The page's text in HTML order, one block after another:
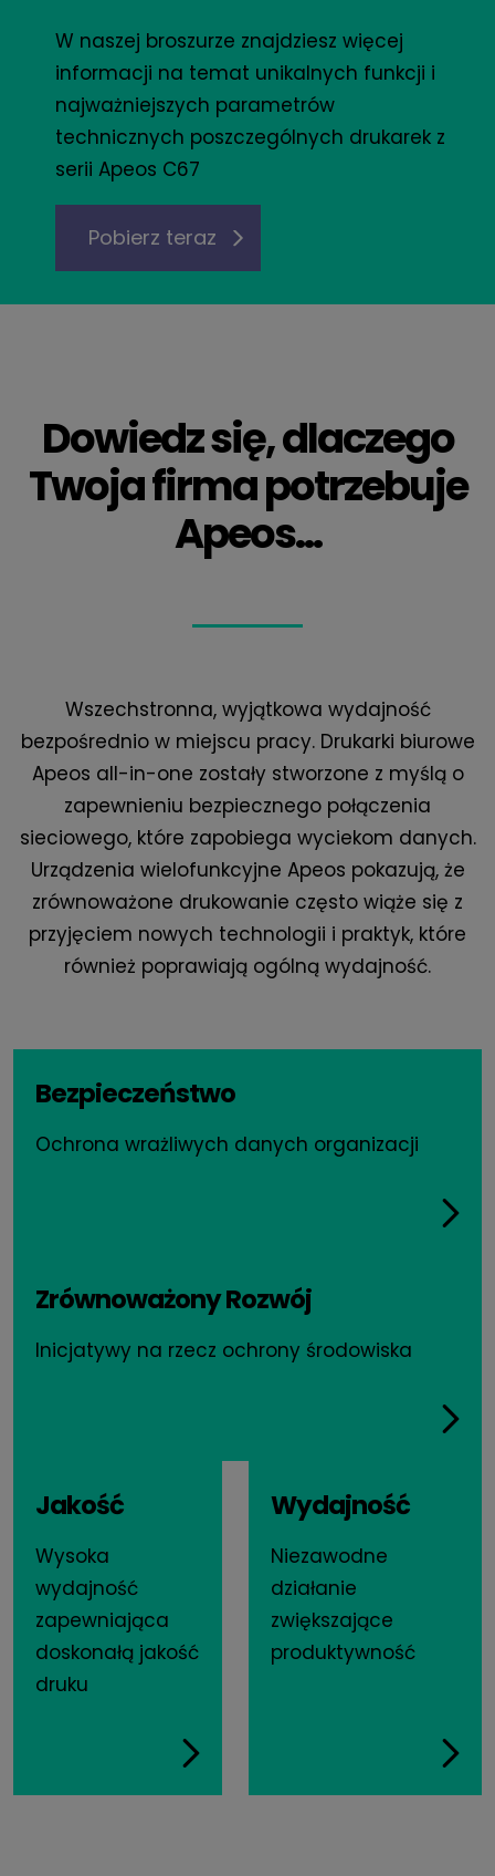
W naszej broszurze znajdziesz więcej
informacji na temat unikalnych funkcji i
najważniejszych parametrów
technicznych poszczególnych drukarek z
serii Apeos C67
Pobierz teraz
Dowiedz się, dlaczego
Twoja firma potrzebuje
Apeos...
Wszechstronna, wyjątkowa wydajność
bezpośrednio w miejscu pracy. Drukarki biurowe
Apeos all-in-one zostały stworzone z myślą o
zapewnieniu bezpiecznego połączenia
sieciowego, które zapobiega wyciekom danych.
Urządzenia wielofunkcyjne Apeos pokazują, że
zrównoważone drukowanie często wiąże się z
przyjęciem nowych technologii i praktyk, które
również poprawiają ogólną wydajność.
Bezpieczeństwo
Ochrona wrażliwych danych organizacji
Zrównoważony Rozwój
Inicjatywy na rzecz ochrony środowiska
Jakość
Wysoka
wydajność
zapewniająca
doskonałą jakość
druku
Wydajność
Niezawodne
działanie
zwiększające
produktywność